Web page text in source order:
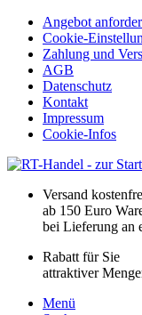
Angebot
Cookie-
Zahlung und
AGB
Datenschutz
Kontakt
Impressum
Cookie-Infos
Versand
ab 150 Euro
bei Lieferung an
Rabatt für Sie
attraktiver
Menü